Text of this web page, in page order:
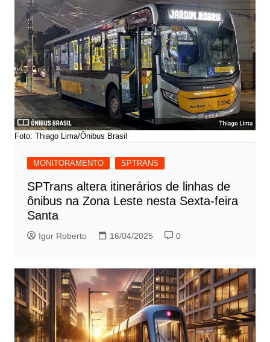
Foto: Thiago Lima/Ônibus Brasil
MONITORAMENTO SPTRANS
SPTrans altera itinerários de linhas de
ônibus na Zona Leste nesta Sexta-feira
Santa
Igor Roberto 16/04/2025 0